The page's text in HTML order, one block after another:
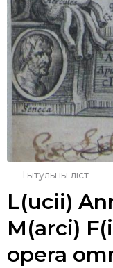
Тытульны ліст
L(ucii)
M(arci)
opera